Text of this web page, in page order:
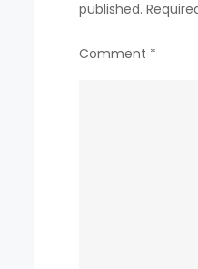
published.
Comment *